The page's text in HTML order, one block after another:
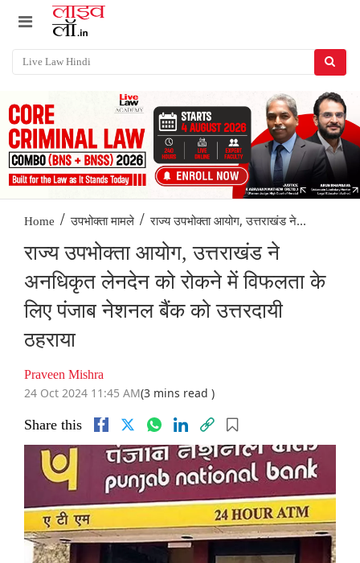
Home / उपभोक्ता मामले / राज्य उपभोक्ता आयोग, उत्तराखंड ने...
राज्य उपभोक्ता आयोग, उत्तराखंड ने
अनधिकृत लेनदेन को रोकने में विफलता के
लिए पंजाब नेशनल बैंक को उत्तरदायी
ठहराया
Praveen Mishra
24 Oct 2024 11:45 AM(3 mins read )
Share this